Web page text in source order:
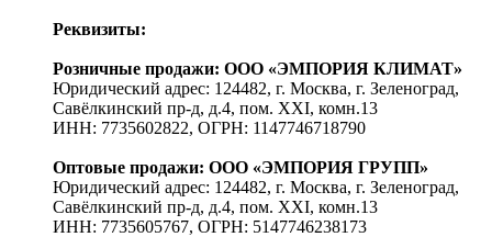
Реквизиты:
Розничные продажи: ООО «ЭМПОРИЯ КЛИМАТ»
Юридический адрес: 124482, г. Москва, г. Зеленоград,
Савёлкинский пр-д, д.4, пом. XXI, комн.13
ИНН: 7735602822, ОГРН: 1147746718790
Оптовые продажи: ООО «ЭМПОРИЯ ГРУПП»
Юридический адрес: 124482, г. Москва, г. Зеленоград,
Савёлкинский пр-д, д.4, пом. XXI, комн.13
ИНН: 7735605767, ОГРН: 5147746238173